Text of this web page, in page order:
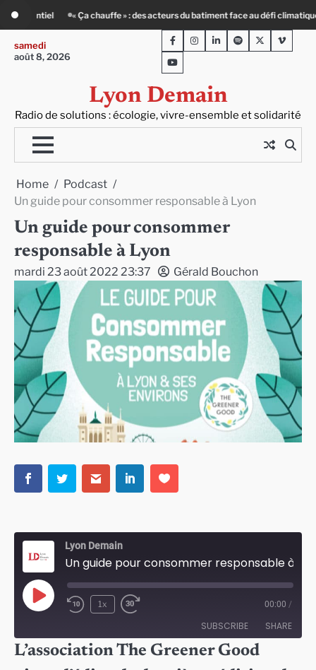
content
face au défi climatique 80 Jours Voyages : au cœur du Lengai avec
samedi
août 8, 2026
Lyon Demain
Radio de solutions : écologie, vivre-ensemble et solidarité
FacebookInstagram
LinkedInSpotifyTwitterViméo
Youtube
Home
Podcast
Un guide pour consommer responsable à Lyon
Un guide pour consommer
responsable à Lyon
mardi 23 août 2022 23:37 Gérald Bouchon
Lyon Demain
Play
1x 00:00 /
SUBSCRIBE SHARE
L’association The Greener Good